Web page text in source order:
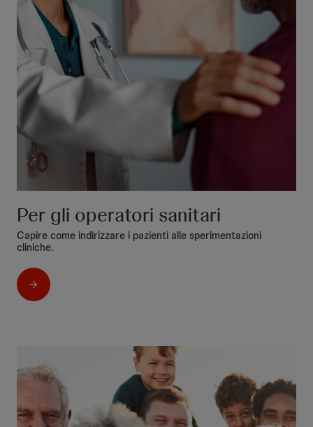
Per gli operatori sanitari
Capire come indirizzare i pazienti alle sperimentazioni
cliniche.